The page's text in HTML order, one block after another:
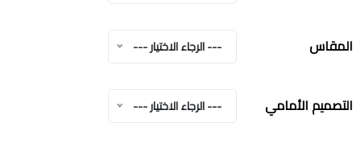
المقاس --- الرجاء الاختيار ---
التصميم الأمامي --- الرجاء الاختيار ---